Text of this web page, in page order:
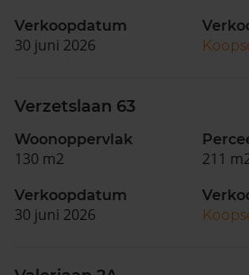
Verkoopdatum
30 juni 2026
Verzetslaan 63
Woonoppervlak
130 m2 211
Verkoopdatum
30 juni 2026